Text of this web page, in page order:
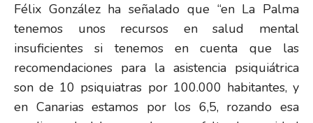
Félix González ha señalado que “en La Palma
tenemos unos recursos en salud mental
insuficientes si tenemos en cuenta que las
recomendaciones para la asistencia psiquiátrica
son de 10 psiquiatras por 100.000 habitantes, y
en Canarias estamos por los 6,5, rozando esa